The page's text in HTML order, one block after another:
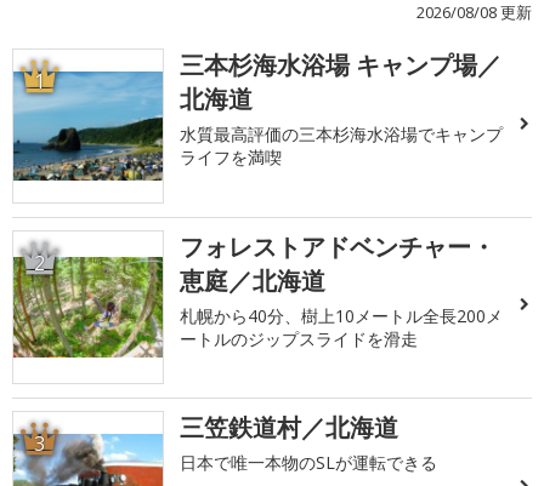
2026/08/08 更新
1
三本杉海水浴場 キャンプ場／
北海道
水質最高評価の三本杉海水浴場でキャンプ
ライフを満喫
2
フォレストアドベンチャー・
恵庭／北海道
札幌から40分、樹上10メートル全長200メ
ートルのジップスライドを滑走
3 三笠鉄道村／北海道
日本で唯一本物のSLが運転できる